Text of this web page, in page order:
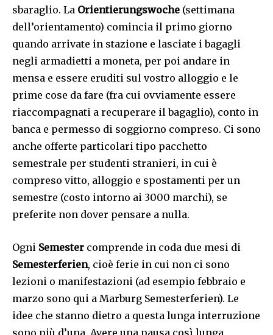
sbaraglio. La Orientierungswoche (settimana
dell’orientamento) comincia il primo giorno
quando arrivate in stazione e lasciate i bagagli
negli armadietti a moneta, per poi andare in
mensa e essere eruditi sul vostro alloggio e le
prime cose da fare (fra cui ovviamente essere
riaccompagnati a recuperare il bagaglio), conto in
banca e permesso di soggiorno compreso. Ci sono
anche offerte particolari tipo pacchetto
semestrale per studenti stranieri, in cui è
compreso vitto, alloggio e spostamenti per un
semestre (costo intorno ai 3000 marchi), se
preferite non dover pensare a nulla.
Ogni Semester comprende in coda due mesi di
Semesterferien, cioè ferie in cui non ci sono
lezioni o manifestazioni (ad esempio febbraio e
marzo sono qui a Marburg Semesterferien). Le
idee che stanno dietro a questa lunga interruzione